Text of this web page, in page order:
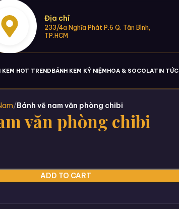
Địa chỉ
233/4a Nghĩa Phát P.6 Q. Tân Bình,
TP.HCM
KEM HOT TRENDBÁNH KEM KỶ NIỆMHOA & SOCOLATIN TỨC
Bánh vẽ nam văn phòng chibi
văn phòng chibi
ADD TO CART